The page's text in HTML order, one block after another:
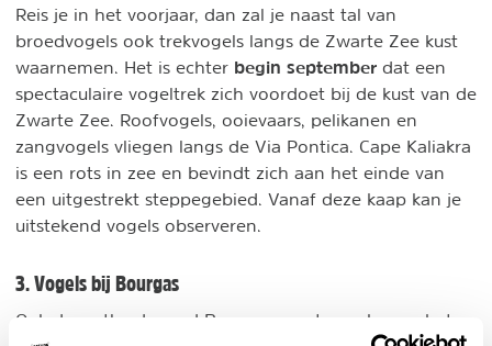
Reis je in het voorjaar, dan zal je naast tal van
broedvogels ook trekvogels langs de Zwarte Zee kust
waarnemen. Het is echter begin september dat een
spectaculaire vogeltrek zich voordoet bij de kust van de
Zwarte Zee. Roofvogels, ooievaars, pelikanen en
zangvogels vliegen langs de Via Pontica. Cape Kaliakra
is een rots in zee en bevindt zich aan het einde van
een uitgestrekt steppegebied. Vanaf deze kaap kan je
uitstekend vogels observeren.
3. Vogels bij Bourgas
Ook de wetlands rond Bourgas moeten zeker op het